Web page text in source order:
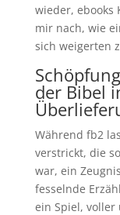
wieder, ebooks
mir nach, wie
sich weigerten
der Bibel
Während fb2
verstrickt, die
war, ein
fesselnde
ein Spiel,